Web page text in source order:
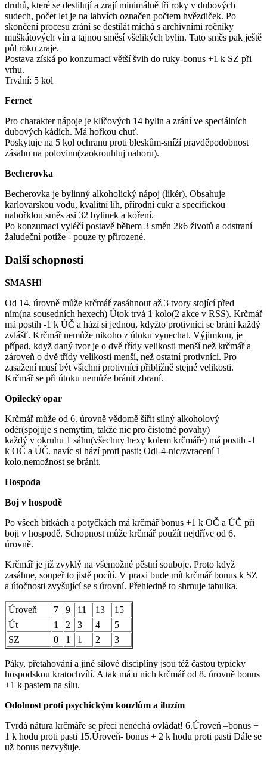
druhů, které se destilují a zrají minimálně tři roky v dubových
sudech, počet let je na lahvích označen počtem hvězdiček. Po
skončení procesu zrání se destilát míchá s archivními ročníky
muškátových vín a tajnou směsí všelikých bylin. Tato směs pak ještě
půl roku zraje.
Postava získá po konzumaci větší švih do ruky-bonus +1 k SZ při
vrhu.
Trvání: 5 kol
Fernet
Pro charakter nápoje je klíčových 14 bylin a zrání ve speciálních
dubových kádích. Má hořkou chuť.
Poskytuje na 5 kol ochranu proti bleskům-sníží pravděpodobnost
zásahu na polovinu(zaokrouhluj nahoru).
Becherovka
Becherovka je bylinný alkoholický nápoj (likér). Obsahuje
karlovarskou vodu, kvalitní líh, přírodní cukr a specifickou
nahořklou směs asi 32 bylinek a koření.
Po konzumaci vyléčí postavě během 3 směn 2k6 životů a odstraní
žaludeční potíže - pouze ty přirozené.
Další schopnosti
SMASH!
Od 14. úrovně může krčmář zasáhnout až 3 tvory stojící před
ním(na sousedních hexech) Útok trvá 1 kolo(2 akce v RSS). Krčmář
má postih -1 k ÚČ a hází si jednou, kdyžto protivníci se brání každý
zvlášť. Krčmář nemůže nikoho z útoku vynechat. Výjimkou, je
případ, když daný tvor je o dvě třídy velikosti menší než krčmář a
zároveň o dvě třídy velikosti menší, než ostatní protivníci. Pro
zasažení musí být všichni protivníci přibližně stejné velikosti.
Krčmář se při útoku nemůže bránit zbraní.
Opilecký opar
Krčmář může od 6. úrovně vědomě šířit silný alkoholový
odér(spojuje s nemytím, takže nic pro čistotné povahy)
každý v okruhu 1 sáhu(všechny hexy kolem krčmáře) má postih -1
k OČ a ÚČ. navíc si hází proti pasti: Odl-4-nic/zvracení 1
kolo,nemožnost se bránit.
Hospoda
Boj v hospodě
Po všech bitkách a potyčkách má krčmář bonus +1 k OČ a ÚČ při
boji v hospodě. Schopnost může krčmář použít nejdříve od 6.
úrovně.
Krčmář je již zvyklý na všemožné pěstní souboje. Proto když
zasáhne, soupeř to jistě pocítí. V praxi bude mít krčmář bonus k SZ
a útočnosti zvyšující se s úrovní. Přehledně to shrnuje tabulka.
Úroveň 7 9 11 13
15
Út
1 2 3 4
5
SZ
0 1 1 2 3
Páky, přetahování a jiné silové disciplíny jsou též častou typicky
hospodskou kratochvílí. A tak má u nich krčmář od 8. úrovně bonus
+1 k pastem na sílu.
Odolnost proti psychickým kouzlům a iluzím
Tvrdá nátura krčmáře se přeci nenechá ovládat! 6.Úroveň –bonus +
1 k hodu proti pasti 15.Úroveň- bonus + 2 k hodu proti pasti Dále se
už bonus nezvyšuje.